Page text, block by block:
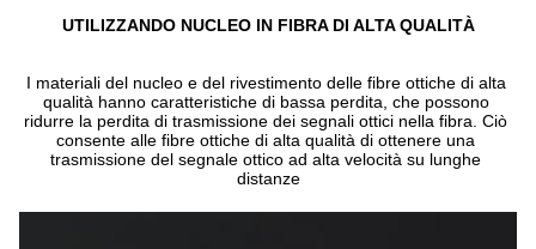
UTILIZZANDO NUCLEO IN FIBRA DI ALTA QUALITÀ
I materiali del nucleo e del rivestimento delle fibre ottiche di alta
qualità hanno caratteristiche di bassa perdita, che possono
ridurre la perdita di trasmissione dei segnali ottici nella fibra. Ciò
consente alle fibre ottiche di alta qualità di ottenere una
trasmissione del segnale ottico ad alta velocità su lunghe
distanze